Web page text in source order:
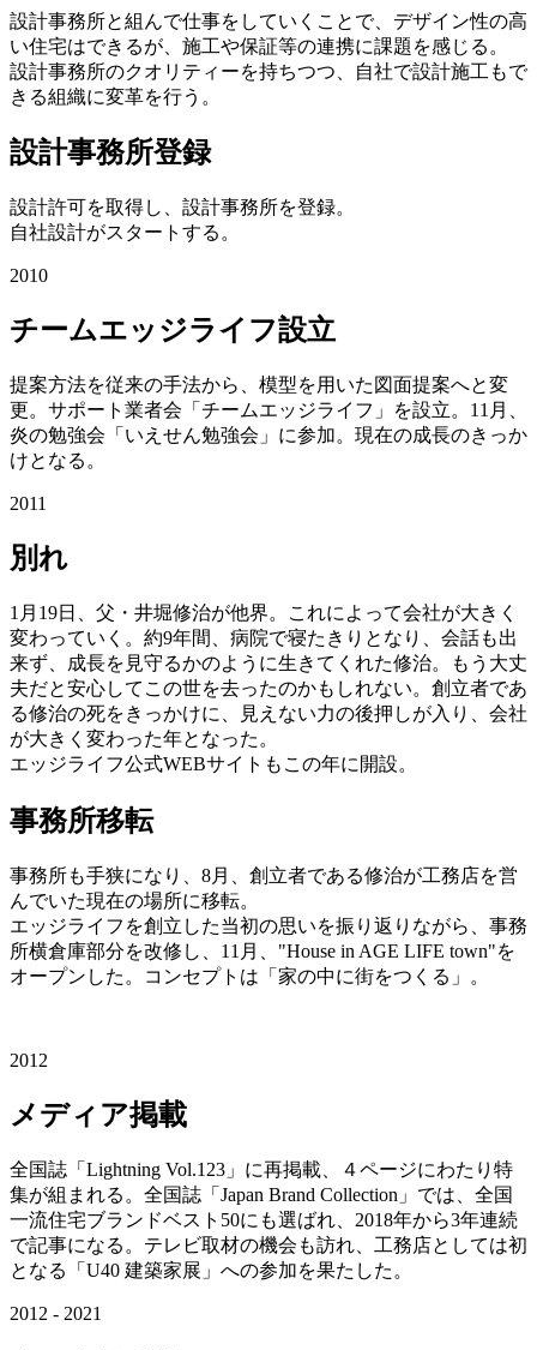
設計事務所と組んで仕事をしていくことで、デザイン性の高
い住宅はできるが、施工や保証等の連携に課題を感じる。
設計事務所のクオリティーを持ちつつ、自社で設計施工もで
きる組織に変革を行う。
設計事務所登録
設計許可を取得し、設計事務所を登録。
自社設計がスタートする。
2010
チームエッジライフ設立
提案方法を従来の手法から、模型を用いた図面提案へと変
更。サポート業者会「チームエッジライフ」を設立。11月、
炎の勉強会「いえせん勉強会」に参加。現在の成長のきっか
けとなる。
2011
別れ
1月19日、父・井堀修治が他界。これによって会社が大きく
変わっていく。約9年間、病院で寝たきりとなり、会話も出
来ず、成長を見守るかのように生きてくれた修治。もう大丈
夫だと安心してこの世を去ったのかもしれない。創立者であ
る修治の死をきっかけに、見えない力の後押しが入り、会社
が大きく変わった年となった。
エッジライフ公式WEBサイトもこの年に開設。
事務所移転
事務所も手狭になり、8月、創立者である修治が工務店を営
んでいた現在の場所に移転。
エッジライフを創立した当初の思いを振り返りながら、事務
所横倉庫部分を改修し、11月、"House in AGE LIFE town"を
オープンした。コンセプトは「家の中に街をつくる」。
2012
メディア掲載
全国誌「Lightning Vol.123」に再掲載、４ページにわたり特
集が組まれる。全国誌「Japan Brand Collection」では、全国
一流住宅ブランドベスト50にも選ばれ、2018年から3年連続
で記事になる。テレビ取材の機会も訪れ、工務店としては初
となる「U40 建築家展」への参加を果たした。
2012 - 2021